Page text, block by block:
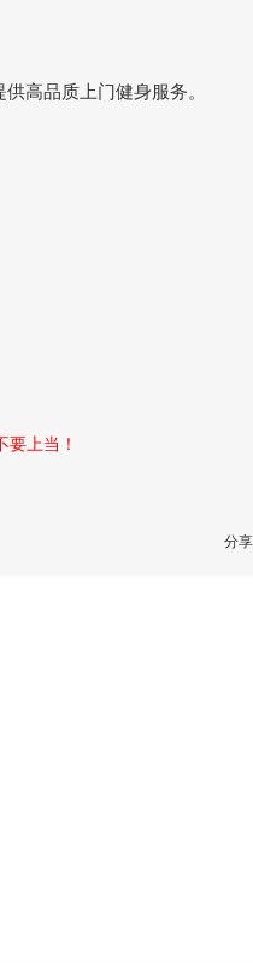
高品质上门健身服务。
上当！
分